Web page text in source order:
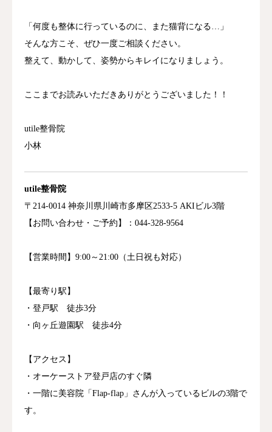
「何度も整体に行っているのに、また猫背になる…」
そんな方こそ、ぜひ一度ご相談ください。
整えて、動かして、姿勢からキレイになりましょう。
ここまでお読みいただきありがとうございました！！
utile整骨院
小林
utile整骨院
〒214-0014 神奈川 県 川崎市多摩区2533-5 AKIビル3階
【お 問い合わせ・ ご予約】： 044-328-9564
【営業時間】9:00～ 21:00（ 土日祝も対応）
【最寄り駅】
・登戸駅 徒歩3分
・向ヶ丘遊園駅 徒歩4分
【アクセス】
・オーケーストア登戸店のすぐ隣
・一階に美容院「Flap-flap」さんが入っているビルの3階で
す。